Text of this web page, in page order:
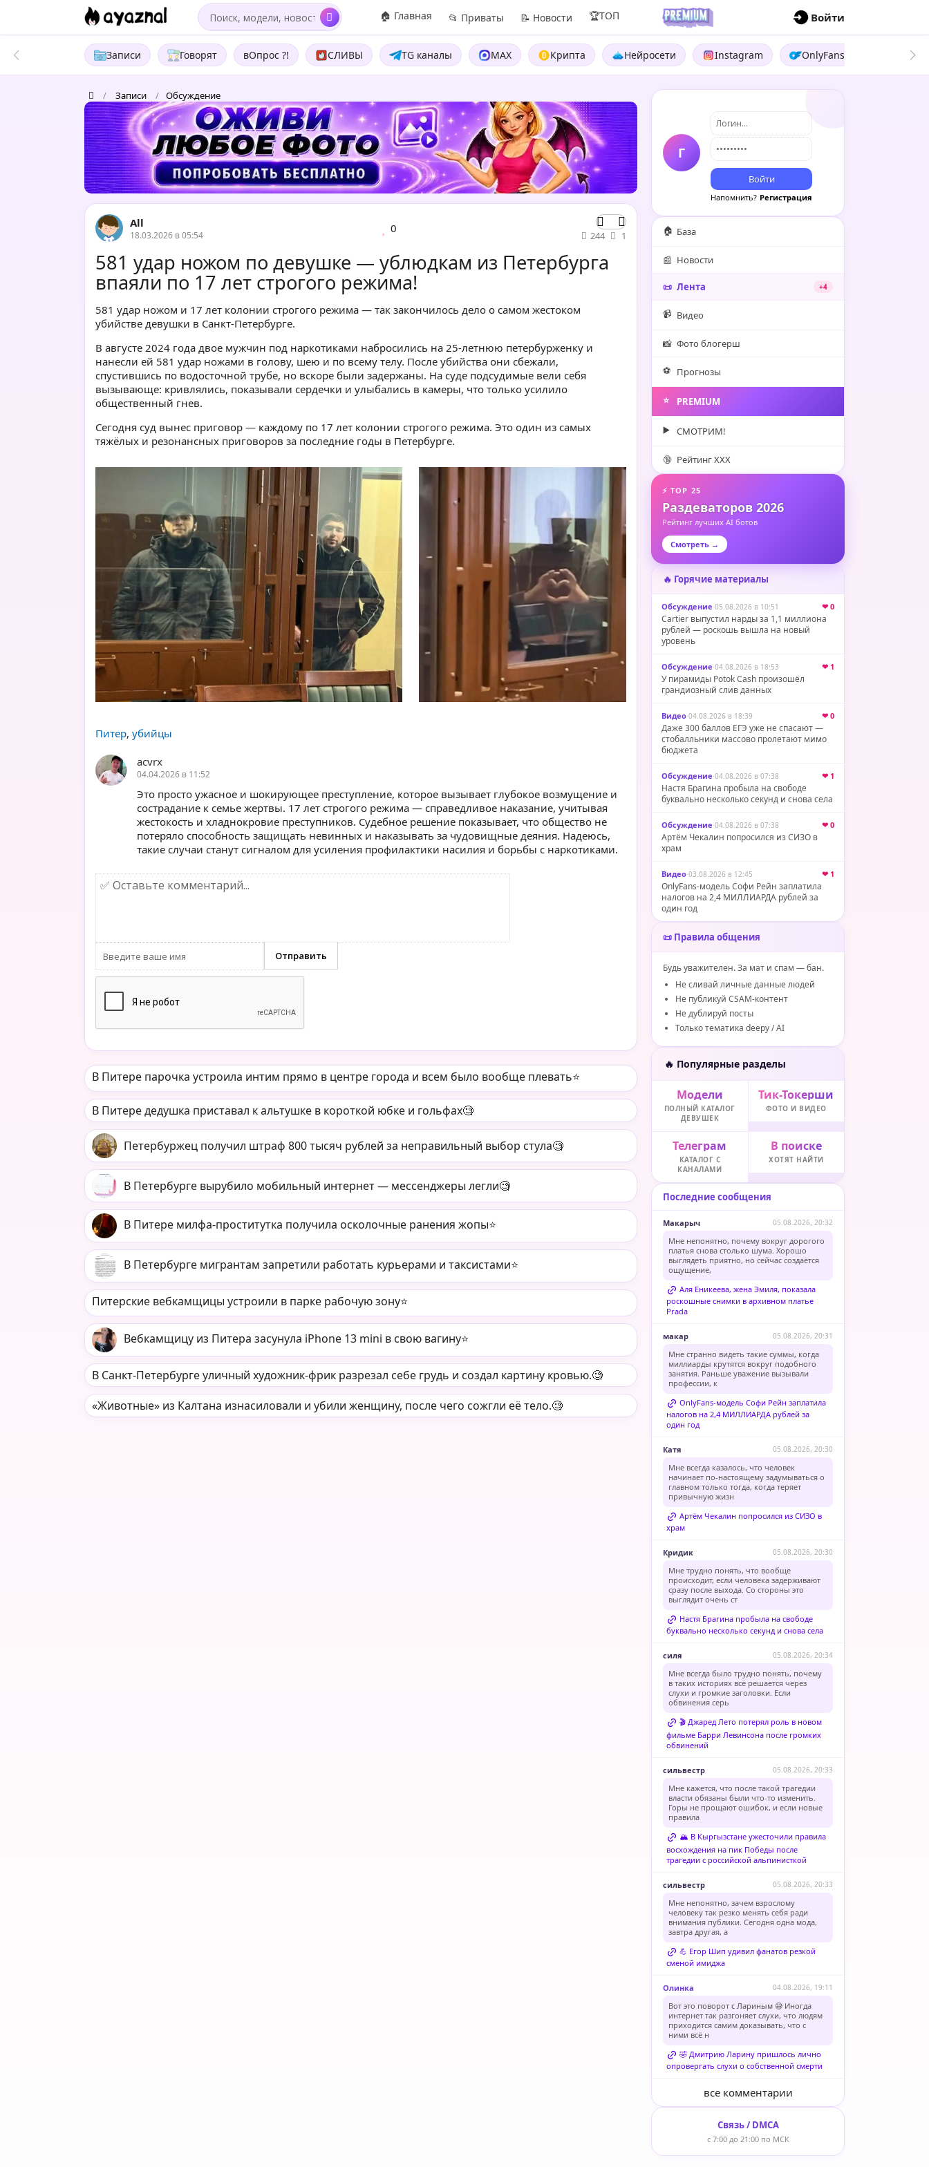
🏠 Главная 📂 Приваты 📝 Новости 🏆ТОП Войти
Записи Говорят вОпрос ?! СЛИВЫ TG каналы MAX Крипта Нейросети Instagram OnlyFans Boosty
/ Записи / Обсуждение
All
18.03.2026 в 05:54 0
244 1
581 удар ножом по девушке — ублюдкам из Петербурга
впаяли по 17 лет строгого режима!
581 удар ножом и 17 лет колонии строгого режима — так закончилось дело о самом жестоком
убийстве девушки в Санкт-Петербурге.
В августе 2024 года двое мужчин под наркотиками набросились на 25-летнюю петербурженку и
нанесли ей 581 удар ножами в голову, шею и по всему телу. После убийства они сбежали,
спустившись по водосточной трубе, но вскоре были задержаны. На суде подсудимые вели себя
вызывающе: кривлялись, показывали сердечки и улыбались в камеры, что только усилило
общественный гнев.
Сегодня суд вынес приговор — каждому по 17 лет колонии строгого режима. Это один из самых
тяжёлых и резонансных приговоров за последние годы в Петербурге.
Питер, убийцы
acvrx
04.04.2026 в 11:52
Это просто ужасное и шокирующее преступление, которое вызывает глубокое возмущение и
сострадание к семье жертвы. 17 лет строгого режима — справедливое наказание, учитывая
жестокость и хладнокровие преступников. Судебное решение показывает, что общество не
потеряло способность защищать невинных и наказывать за чудовищные деяния. Надеюсь,
такие случаи станут сигналом для усиления профилактики насилия и борьбы с наркотиками.
В Питере парочка устроила интим прямо в центре города и всем было вообще плевать⭐️
В Питере дедушка приставал к альтушке в короткой юбке и гольфах🧐
Петербуржец получил штраф 800 тысяч рублей за неправильный выбор стула🧐
В Петербурге вырубило мобильный интернет — мессенджеры легли🧐
В Питере милфа-проститутка получила осколочные ранения жопы⭐️
В Петербурге мигрантам запретили работать курьерами и таксистами⭐️
Питерские вебкамщицы устроили в парке рабочую зону⭐️
Вебкамщицу из Питера засунула iPhone 13 mini в свою вагину⭐️
В Санкт-Петербурге уличный художник-фрик разрезал себе грудь и создал картину кровью.🧐
«Животные» из Калтана изнасиловали и убили женщину, после чего сожгли её тело.🧐
Г
Войти
Напомнить? Регистрация
🏠 База
📰 Новости
📜 Лента +4
📹 Видео
📸 Фото блогерш
⚽️ Прогнозы
⭐️ PREMIUM
▶️ СМОТРИМ!
🔞 Рейтинг XXX
⚡ TOP 25
Раздеваторов 2026
Рейтинг лучших AI ботов
Смотреть →
🔥 Горячие материалы
Обсуждение·05.08.2026 в 10:51 ❤ 0
Cartier выпустил нарды за 1,1 миллиона
рублей — роскошь вышла на новый
уровень
Обсуждение·04.08.2026 в 18:53 ❤ 1
У пирамиды Potok Cash произошёл
грандиозный слив данных
Видео·04.08.2026 в 18:39 ❤ 0
Даже 300 баллов ЕГЭ уже не спасают —
стобалльники массово пролетают мимо
бюджета
Обсуждение·04.08.2026 в 07:38 ❤ 1
Настя Брагина пробыла на свободе
буквально несколько секунд и снова села
Обсуждение·04.08.2026 в 07:38 ❤ 0
Артём Чекалин попросился из СИЗО в
храм
Видео·03.08.2026 в 12:45 ❤ 1
OnlyFans-модель Софи Рейн заплатила
налогов на 2,4 МИЛЛИАРДА рублей за
один год
📜 Правила общения
Будь уважителен. За мат и спам — бан.
Не сливай личные данные людей
Не публикуй CSAM-контент
Не дублируй посты
Только тематика deepy / AI
🔥 Популярные разделы
Модели
ПОЛНЫЙ КАТАЛОГ
ДЕВУШЕК
Тик-Токерши
ФОТО И ВИДЕО
Телеграм
КАТАЛОГ С
КАНАЛАМИ
В поиске
ХОТЯТ НАЙТИ
Последние сообщения
Макарыч 05.08.2026, 20:32
Мне непонятно, почему вокруг дорогого
платья снова столько шума. Хорошо
выглядеть приятно, но сейчас создаётся
ощущение,
Аля Еникеева, жена Эмиля, показала
роскошные снимки в архивном платье
Prada
макар 05.08.2026, 20:31
Мне странно видеть такие суммы, когда
миллиарды крутятся вокруг подобного
занятия. Раньше уважение вызывали
профессии, к
OnlyFans-модель Софи Рейн заплатила
налогов на 2,4 МИЛЛИАРДА рублей за
один год
Катя 05.08.2026, 20:30
Мне всегда казалось, что человек
начинает по-настоящему задумываться о
главном только тогда, когда теряет
привычную жизн
Артём Чекалин попросился из СИЗО в
храм
Кридик 05.08.2026, 20:30
Мне трудно понять, что вообще
происходит, если человека задерживают
сразу после выхода. Со стороны это
выглядит очень ст
Настя Брагина пробыла на свободе
буквально несколько секунд и снова села
силя 05.08.2026, 20:34
Мне всегда было трудно понять, почему
в таких историях всё решается через
слухи и громкие заголовки. Если
обвинения серь
🎬 Джаред Лето потерял роль в новом
фильме Барри Левинсона после громких
обвинений
сильвестр 05.08.2026, 20:33
Мне кажется, что после такой трагедии
власти обязаны были что-то изменить.
Горы не прощают ошибок, и если новые
правила
🏔️ В Кыргызстане ужесточили правила
восхождения на пик Победы после
трагедии с российской альпинисткой
сильвестр 05.08.2026, 20:33
Мне непонятно, зачем взрослому
человеку так резко менять себя ради
внимания публики. Сегодня одна мода,
завтра другая, а
💪 Егор Шип удивил фанатов резкой
сменой имиджа
Олинка 04.08.2026, 19:11
Вот это поворот с Лариным 😅 Иногда
интернет так разгоняет слухи, что людям
приходится самим доказывать, что с
ними всё н
🤣 Дмитрию Ларину пришлось лично
опровергать слухи о собственной смерти
все комментарии
Связь / DMCA
с 7:00 до 21:00 по МСК